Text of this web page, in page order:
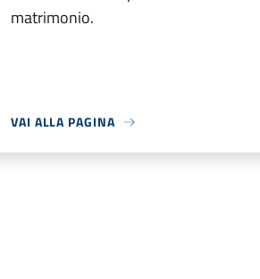
matrimonio.
VAI ALLA PAGINA